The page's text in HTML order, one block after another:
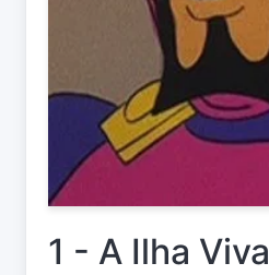
1 - A Ilha Viva